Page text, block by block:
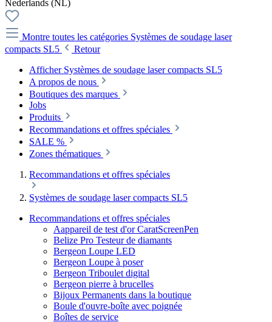
Nederlands (NL)
Montre toutes les catégories Systèmes de soudage laser
compacts SL5
Retour
Afficher Systèmes de soudage laser compacts SL5
A propos de nous
Boutiques des marques
Jobs
Produits
Recommandations et offres spéciales
SALE %
Zones thématiques
Recommandations et offres spéciales
Systèmes de soudage laser compacts SL5
Recommandations et offres spéciales
Aappareil de test d'or CaratScreenPen
Belize Pro Testeur de diamants
Bergeon Loupe LED
Bergeon Loupe à poser
Bergeon Triboulet digital
Bergeon pierre à brucelles
Bijoux Permanents dans la boutique
Boule d'ouvre-boîte avec poignée
Boîtes de service